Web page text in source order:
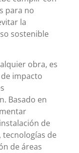
para no
la
sostenible
obra, es
impacto
Basado en
de
tecnologías de
de áreas